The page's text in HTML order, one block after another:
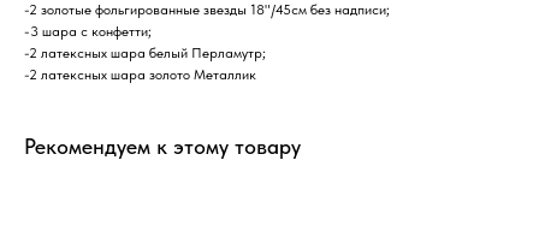
-2 золотые фольгированные звезды 18"/45см без надписи;
-3 шара с конфетти;
-2 латексных шара белый Перламутр;
-2 латексных шара золото Металлик
Рекомендуем к этому товару